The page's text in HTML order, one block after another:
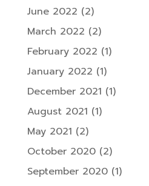
June 2022 (2)
March 2022 (2)
February 2022 (1)
January 2022 (1)
December 2021 (1)
August 2021 (1)
May 2021 (2)
October 2020(2)
September 2020(1)